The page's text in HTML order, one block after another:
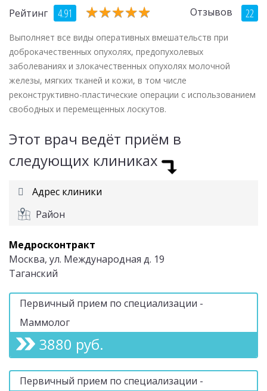
Рейтинг 4.91 ★★★★★
★★★★★ Отзывов 22
Выполняет все виды оперативных вмешательств при
доброкачественных опухолях, предопухолевых
заболеваниях и злокачественных опухолях молочной
железы, мягких тканей и кожи, в том числе
реконструктивно-пластические операции с использованием
свободных и перемещенных лоскутов.
Этот врач ведёт приём в
следующих клиниках
Адрес клиники
Район
Медросконтракт
Москва, ул. Международная д. 19
Таганский
Первичный прием по специализации -
Маммолог
3880 руб.
Первичный прием по специализации -